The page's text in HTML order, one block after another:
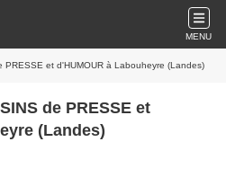
MENU
PRESSE et d'HUMOUR à Labouheyre (Landes)
de PRESSE et
(Landes)